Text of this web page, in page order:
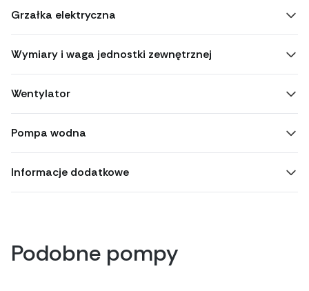
Grzałka elektryczna
Wymiary i waga jednostki zewnętrznej
Wentylator
Pompa wodna
Informacje dodatkowe
Podobne pompy